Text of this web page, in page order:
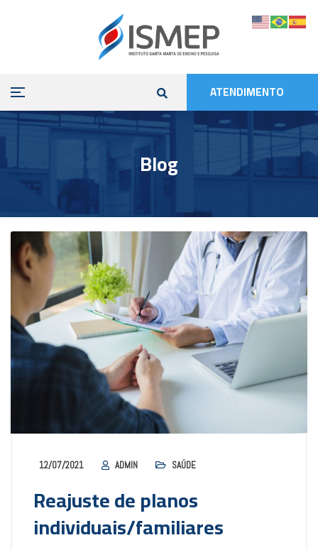
ATENDIMENTO
Blog
12/07/2021 ADMIN SAÚDE
Reajuste de planos
individuais/familiares